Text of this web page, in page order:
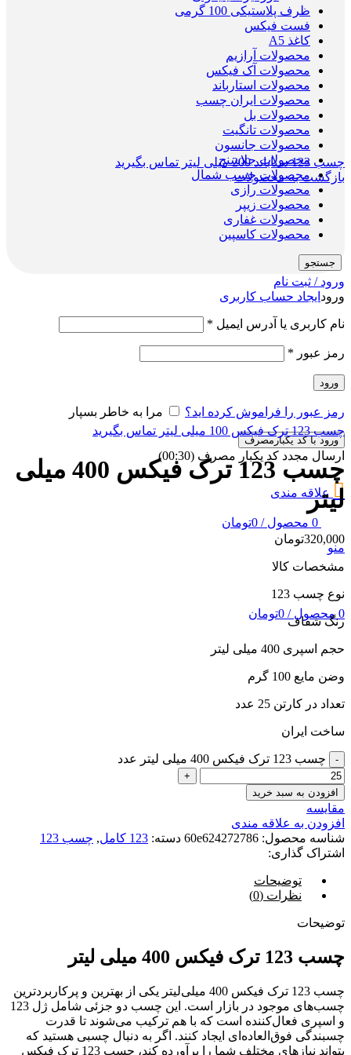
ظرف پلاستیکی 100 گرمی
فست فیکس
کاغذ A5
محصولات آرازیم
محصولات آک فیکس
محصولات استارباند
محصولات ایران چسب
محصولات بل
محصولات تانگیت
محصولات جانسون
محصولات جلاسنج
محصولات چسب شمال
محصولات رازی
محصولات زیپر
محصولات غفاری
محصولات کاسپین
جستجو
ورود / ثبت نام
ورود ایجاد حساب کاربری
نام کاربری یا آدرس ایمیل *
رمز عبور *
ورود
رمز عبور را فراموش کرده اید؟ مرا به خاطر بسپار
ورود با کد یکبارمصرف
ارسال مجدد کد یکبار مصرف (00:
30
)
علاقه مندی
0 محصول /
0تومان
منو
0 محصول /
0تومان
چسب 123 سناباند 200 میلی لیتر
تماس بگیرید
بازگشت به محصولات
چسب 123 ترک فیکس 100 میلی لیتر تماس بگیرید
چسب 123 ترک فیکس 400 میلی
لیتر
320,000تومان
مشخصات کالا
نوع چسب 123
رنگ شفاف
حجم اسپری 400 میلی لیتر
وضن مایع 100 گرم
تعداد در کارتن 25 عدد
ساخت ایران
چسب 123 ترک فیکس 400 میلی لیتر عدد
افزودن به سبد خرید
مقایسه
افزودن به علاقه مندی
شناسه محصول: 60e624272786 دسته: 123 کامل , چسب 123
اشتراک گذاری:
توضیحات
نظرات (0)
توضیحات
چسب 123 ترک فیکس 400 میلی لیتر
چسب 123 ترک فیکس 400 میلی‌لیتر یکی از بهترین و پرکاربردترین
چسب‌های موجود در بازار است. این چسب دو جزئی شامل ژل 123
و اسپری فعال‌کننده است که با هم ترکیب می‌شوند تا قدرت
چسبندگی فوق‌العاده‌ای ایجاد کنند. اگر به دنبال چسبی هستید که
بتواند نیازهای مختلف شما را برآورده کند، چسب 123 ترک فیکس